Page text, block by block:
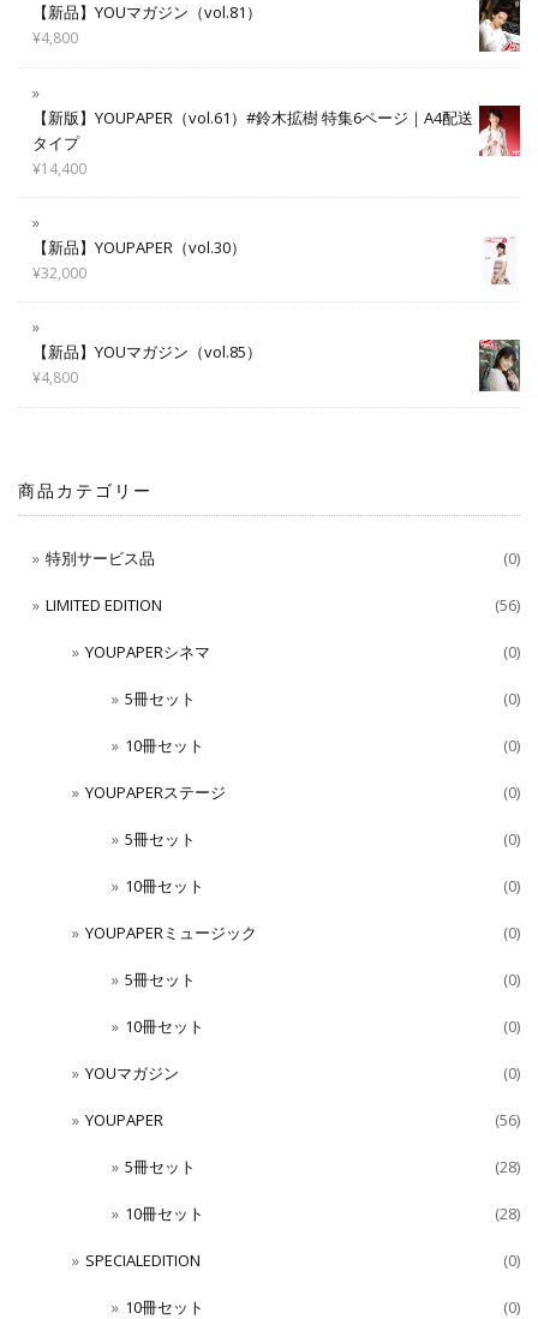
【新品】YOUマガジン（vol.81）
¥4,800
【新版】YOUPAPER（vol.61）#鈴木拡樹 特集6ページ｜A4配送
タイプ
¥14,400
【新品】YOUPAPER（vol.30）
¥32,000
【新品】YOUマガジン（vol.85）
¥4,800
商品カテゴリー
特別サービス品 (0)
LIMITED EDITION (56)
YOUPAPERシネマ (0)
5冊セット (0)
10冊セット (0)
YOUPAPERステージ (0)
5冊セット (0)
10冊セット (0)
YOUPAPERミュージック (0)
5冊セット (0)
10冊セット (0)
YOUマガジン (0)
YOUPAPER (56)
5冊セット (28)
10冊セット (28)
SPECIALEDITION (0)
10冊セット (0)